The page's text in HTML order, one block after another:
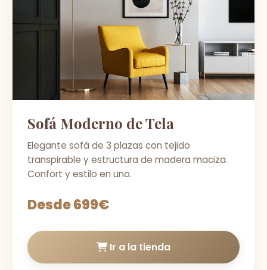
Sofá Moderno de Tela
Elegante sofá de 3 plazas con tejido
transpirable y estructura de madera maciza.
Confort y estilo en uno.
Desde 699€
Ir a la tienda